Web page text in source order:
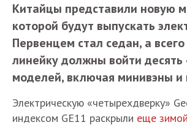
Китайцы представили новую
которой будут выпускать
Первенцем стал седан, а
линейку должны войти десять
моделей, включая минивэны и
Электрическую «четырехдверку»
индексом GE11 раскрыли еще зимой